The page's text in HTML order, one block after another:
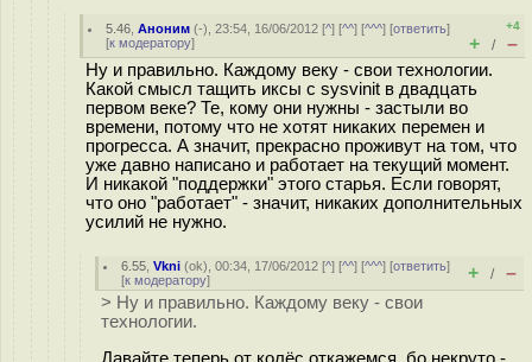
5.46 ,Аноним (-), 23:54, 16/06/2012 [^] [^^] [^^^] [ответить]
[к модератору]
+4
+ / –
Ну и правильно. Каждому веку - свои технологии.
Какой смысл тащить иксы с sysvinit в двадцать
первом веке? Те, кому они нужны - застыли во
времени, потому что не хотят никаких перемен и
прогресса. А значит, прекрасно проживут на том, что
уже давно написано и работает на текущий момент.
И никакой "поддержки" этого старья. Если говорят,
что оно "работает" - значит, никаких дополнительных
усилий не нужно.
6.55 ,Vkni (ok), 00:34, 17/06/2012 [^] [^^] [^^^] [ответить]
[к модератору] + / –
> Ну и правильно. Каждому веку - свои
технологии.